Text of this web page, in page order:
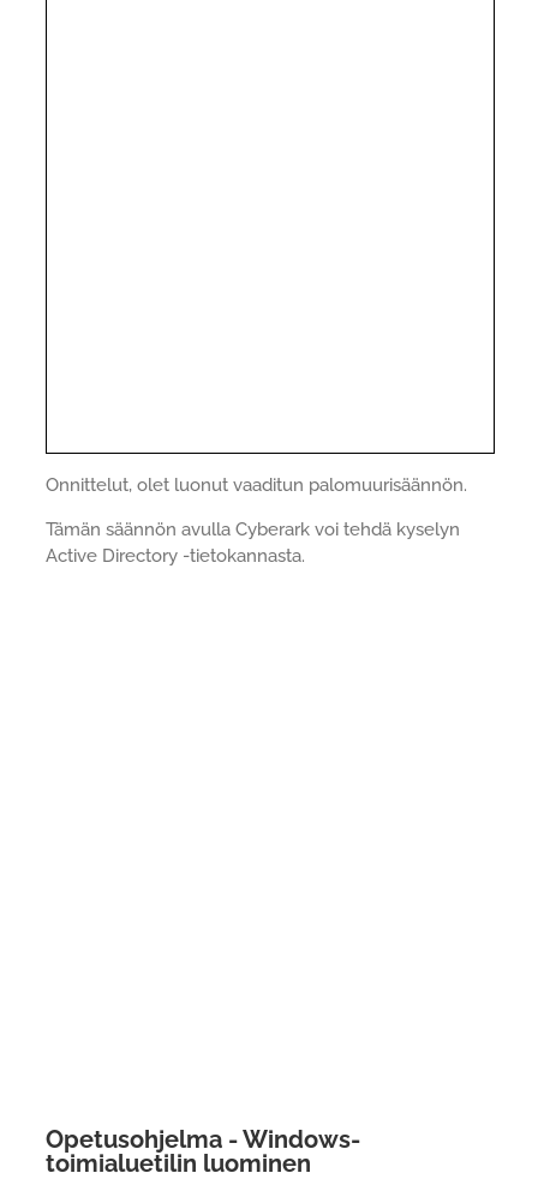
Onnittelut, olet luonut vaaditun palomuurisäännön.
Tämän säännön avulla Cyberark voi tehdä kyselyn
Active Directory -tietokannasta.
Opetusohjelma - Windows-
toimialuetilin luominen